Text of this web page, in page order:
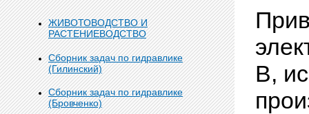
ЖИВОТОВОДСТВО И
РАСТЕНИЕВОДСТВО
Сборник задач по гидравлике
(Гилинский)
Сборник задач по гидравлике
(Бровченко)
В,